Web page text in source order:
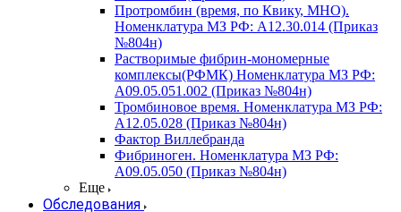
Протромбин (время, по Квику, МНО).
Номенклатура МЗ РФ: A12.30.014 (Приказ
№804н)
Растворимые фибрин-мономерные
комплексы(РФМК) Номенклатура МЗ РФ:
A09.05.051.002 (Приказ №804н)
Тромбиновое время. Номенклатура МЗ РФ:
A12.05.028 (Приказ №804н)
Фактор Виллебранда
Фибриноген. Номенклатура МЗ РФ:
A09.05.050 (Приказ №804н)
Еще
Обследования